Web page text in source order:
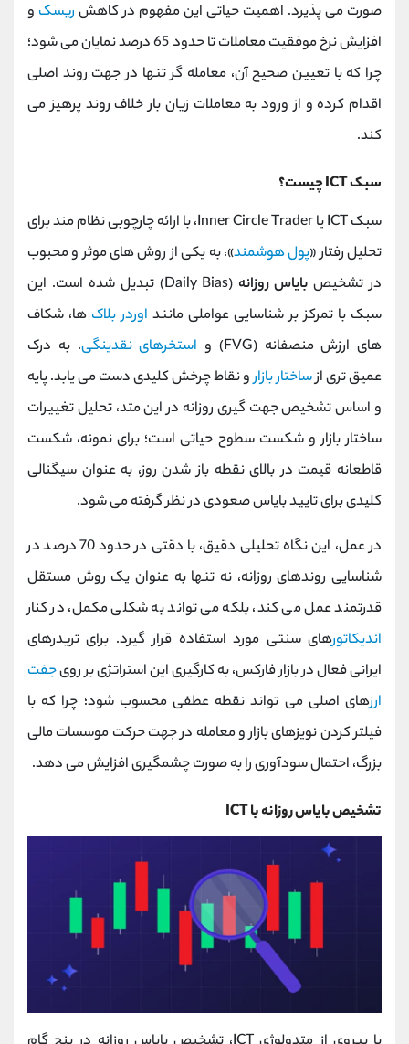
صورت می‌ پذیرد. اهمیت حیاتی این مفهوم در کاهش ریسک و
افزایش نرخ موفقیت معاملات تا حدود 65 درصد نمایان می‌ شود؛
چرا که با تعیین صحیح آن، معامله ‌گر تنها در جهت روند اصلی
اقدام کرده و از ورود به معاملات زیان‌ بار خلاف روند پرهیز می
کند.
سبک ICT چیست؟
سبک ICT یا Inner Circle Trader، با ارائه چارچوبی نظام‌ مند برای
تحلیل رفتار «پول هوشمند»، به یکی از روش ‌های موثر و محبوب
در تشخیص بایاس روزانه
(Daily Bias) تبدیل شده است. این
سبک با تمرکز بر شناسایی عواملی مانند اوردر بلاک ‌ها، شکاف
‌های ارزش منصفانه (FVG) و
استخرهای نقدینگی، به درک
عمیق ‌تری ازساختار بازارو نقاط چرخش کلیدی دست می ‌یابد. پایه
و اساس تشخیص جهت ‌گیری روزانه در این متد، تحلیل تغییرات
ساختار بازار و شکست سطوح حیاتی است؛ برای نمونه، شکست
قاطعانه قیمت در بالای نقطه باز شدن روز، به عنوان سیگنالی
کلیدی برای تایید بایاس صعودی در نظر گرفته می ‌شود.
در عمل، این نگاه تحلیلی دقیق، با دقتی در حدود 70 درصد در
شناسایی روندهای روزانه، نه تنها به عنوان یک روش مستقل
قدرتمند عمل می ‌کند، بلکه می ‌تواند به شکلی مکمل، در کنار
اندیکاتورهای سنتی مورد استفاده قرار گیرد. برای تریدرهای
ایرانی فعال در بازار فارکس، به ‌کارگیری این استراتژی بر رویجفت
‌ارزهای اصلی می‌ تواند نقطه عطفی محسوب شود؛ چرا که با
فیلتر کردن نویزهای بازار و معامله در جهت حرکت موسسات مالی
بزرگ، احتمال سودآوری را به صورت چشمگیری افزایش می ‌دهد.
تشخیص بایاس روزانه با ICT